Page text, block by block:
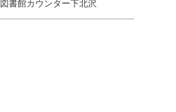
図書館カウンター下北沢